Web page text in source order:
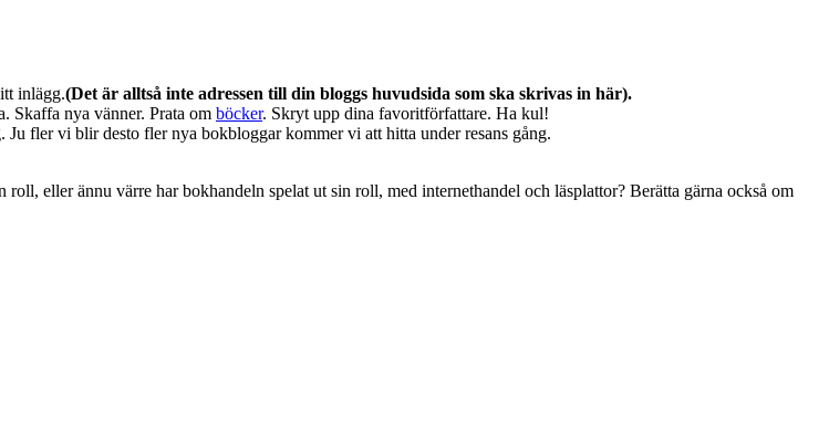
inlägg.(Det är alltså inte adressen till din bloggs huvudsida som ska skrivas in här).
Skaffa nya vänner. Prata om böcker. Skryt upp dina favoritförfattare. Ha kul!
fler vi blir desto fler nya bokbloggar kommer vi att hitta under resans gång.
eller ännu värre har bokhandeln spelat ut sin roll, med internethandel och läsplattor? Berätta gärna också om